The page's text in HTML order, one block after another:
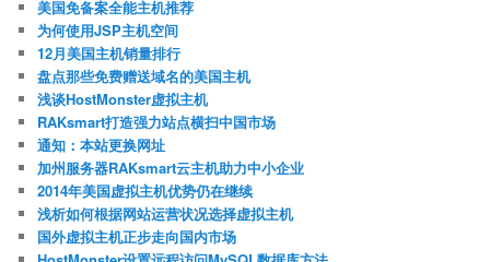
美国免备案全能主机推荐
为何使用JSP主机空间
12月美国主机销量排行
盘点那些免费赠送域名的美国主机
浅谈HostMonster虚拟主机
RAKsmart打造强力站点横扫中国市场
通知：本站更换网址
加州服务器RAKsmart云主机助力中小企业
2014年美国虚拟主机优势仍在继续
浅析如何根据网站运营状况选择虚拟主机
国外虚拟主机正步走向国内市场